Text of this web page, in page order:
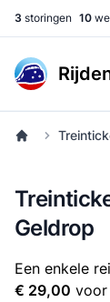
3 storingen 10
Geldrop
Een enkele
€ 29,00 voor